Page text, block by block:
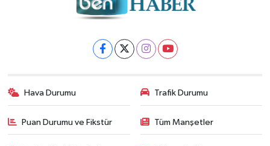
Hava Durumu Trafik Durumu
Puan Durumu ve Fikstür Tüm Manşetler